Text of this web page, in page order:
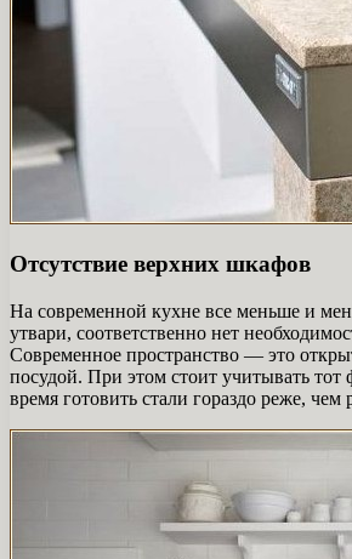
Отсутствие верхних шкафов
На современной кухне все меньше и
утвари, соответственно нет
Современное пространство — это
посудой. При этом стоит учитывать тот
время готовить стали гораздо реже, чем